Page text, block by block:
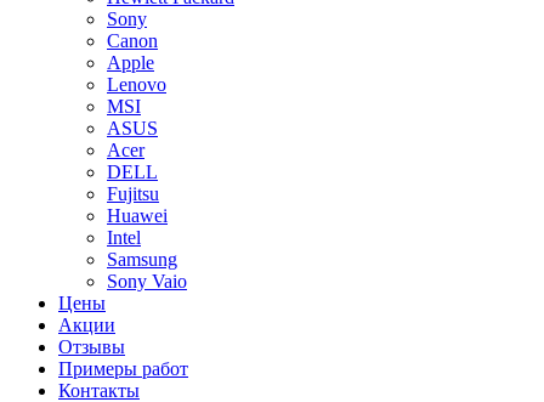
Sony
Canon
Apple
Lenovo
MSI
ASUS
Acer
DELL
Fujitsu
Huawei
Intel
Samsung
Sony Vaio
Цены
Акции
Отзывы
Примеры работ
Контакты